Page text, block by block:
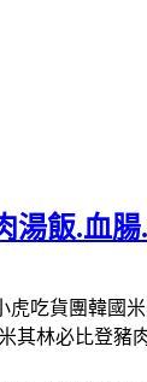
湯飯.血
虎吃貨團韓國
其林必比登豬